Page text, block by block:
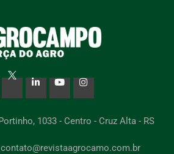
1033 - Centro - Cruz Alta - RS
contato@revistaagrocamo.com.br